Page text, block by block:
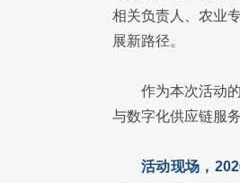
相关负责人、农业
展新路径。
作为本次活动
与数字化供应链服
活动现场，